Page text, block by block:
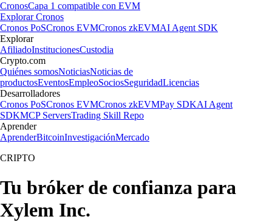
CronosCapa 1 compatible con EVM
Explorar Cronos
Cronos PoSCronos EVMCronos zkEVMAI Agent SDK
Explorar
AfiliadoInstitucionesCustodia
Crypto.com
Quiénes somosNoticiasNoticias de
productosEventosEmpleoSociosSeguridadLicencias
Desarrolladores
Cronos PoSCronos EVMCronos zkEVMPay SDKAI Agent
SDKMCP ServersTrading Skill Repo
Aprender
AprenderBitcoinInvestigaciónMercado
CRIPTO
Tu bróker de confianza para
Xylem Inc.